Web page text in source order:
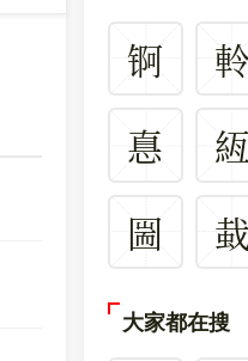
锕 軨
惪
絚
圌
蛓
大家都在搜